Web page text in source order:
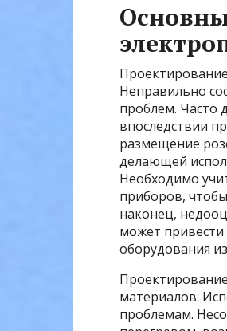
Неправильно
проблем. Часто
впоследствии
размещение
делающей
Необходимо
приборов,
наконец,
может
оборудования
материалов.
проблемам.